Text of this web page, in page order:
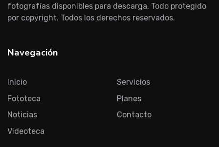
fotografías disponibles para descarga. Todo protegido
por copyright. Todos los derechos reservados.
Navegación
Inicio
Fototeca
Noticias
Videoteca
Servicios
Planes
Contacto